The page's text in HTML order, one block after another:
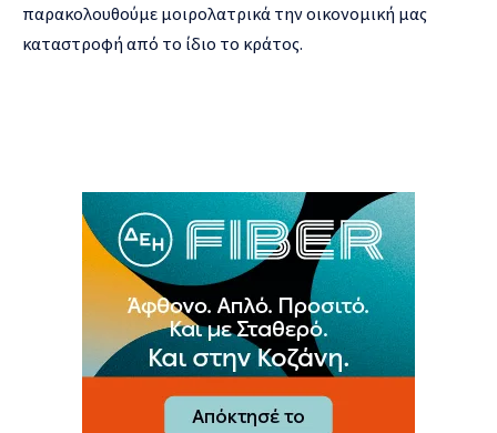
παρακολουθούμε μοιρολατρικά την οικονομική μας
καταστροφή από το ίδιο το κράτος.